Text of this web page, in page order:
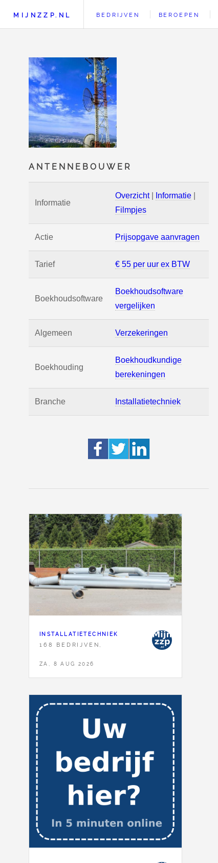
ANTENNEBOUWER
Informatie
Overzicht| Informatie
Filmpjes
Actie Prijsopgave aanvragen
Tarief € 55 per uur ex BTW
Boekhoudsoftware
Boekhoudsoftware
vergelijken
Algemeen Verzekeringen
Boekhouding
Boekhoudkundige
berekeningen
Branche Installatietechniek
INSTALLATIETECHNIEK
168 BEDRIJVEN,
ZA, 8 AUG 2026
MIJNZZP.NL BEDRIJVEN BEROEPEN